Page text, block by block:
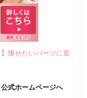
痩せたいパーツに直
式ホームページへ